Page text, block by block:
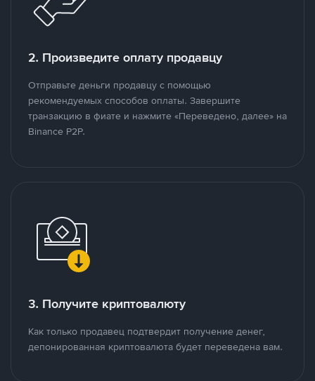
2. Произведите оплату продавцу
Отправьте деньги продавцу с помощью
рекомендуемых способов оплаты. Завершите
транзакцию в фиате и нажмите «Переведено, далее» на
Binance P2P.
3. Получите криптовалюту
Как только продавец подтвердит получение денег,
депонированная криптовалюта будет переведена вам.